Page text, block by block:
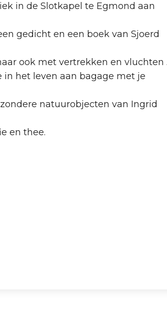
in de Slotkapel te Egmond aan
gedicht en een boek van Sjoerd
ook met vertrekken en vluchten .
in het leven aan bagage met je
natuurobjecten van Ingrid
en thee.